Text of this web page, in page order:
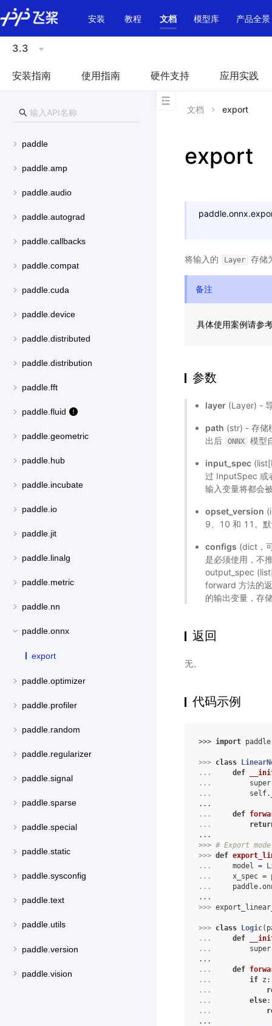
\u200E
安装
教程 文档 模型库 产品全景
3.3
安装指南 使用指南 硬件支持 应用实践
paddle
paddle.amp
paddle.audio
paddle.autograd
paddle.callbacks
paddle.compat
paddle.cuda
paddle.device
paddle.distributed
paddle.distribution
paddle.fft
paddle.fluid
paddle.geometric
paddle.hub
paddle.incubate
paddle.io
paddle.jit
paddle.linalg
paddle.metric
paddle.nn
paddle.onnx
export
paddle.optimizer
paddle.profiler
paddle.random
paddle.regularizer
paddle.signal
paddle.sparse
paddle.special
paddle.static
paddle.sysconfig
paddle.text
paddle.utils
paddle.version
paddle.vision
文档 export
export
paddle.onnx.
将输入的 Layer 存储
备注
具体使用案例请参
参数
layer (Layer) -
path (str) - 存储
出后
ONNX 模型
input_spec
过 InputSpec 或
输入变量将都会
opset_version
9、10 和 11。
configs (dict，
是必须使用，不
output_spec
forward 方法的
的输出变量，存
返回
无。
代码示例
>>> import paddle
>>> class
...
def
...
super
...
self.
...
...
def
...
...
>>> # Export
>>> def
...
model =
...
x_spec =
...
paddle.
...
>>>
>>> class Logic(
...
def
...
super
...
...
def
...
if z :
...
...
else:
...
...